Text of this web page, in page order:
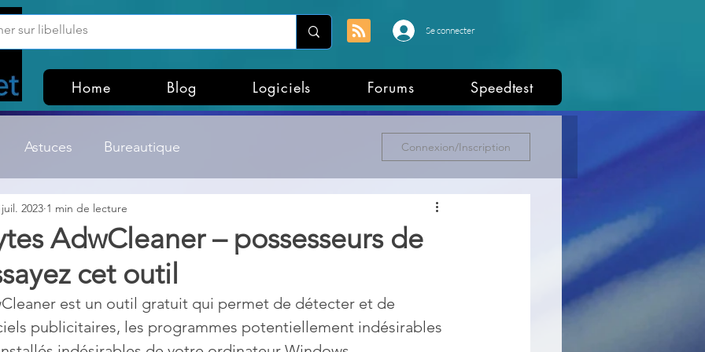
Se connecter
Home Blog Logiciels Forums Speedtest
Astuces Bureautique
Customisation Windows
de fichiers Gestion Système
& Photoshop Linux
Connexion/Inscription
AdwCleaner – possesseurs de
cet outil
2023 1 min de lecture
est un outil gratuit qui permet de détecter et de
publicitaires, les programmes potentiellement indésirables